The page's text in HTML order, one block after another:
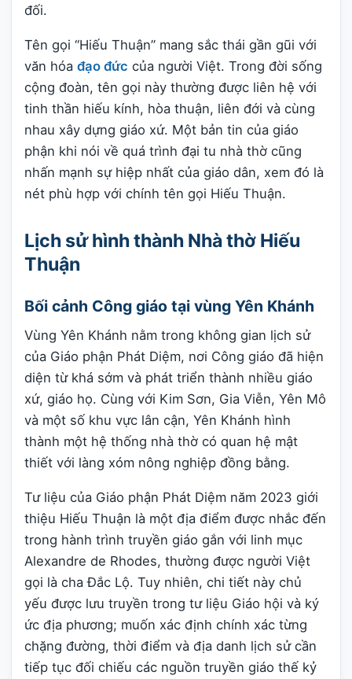
đối.
Tên gọi “Hiếu Thuận” mang sắc thái gần gũi với
văn hóa đạo đức của người Việt. Trong đời sống
cộng đoàn, tên gọi này thường được liên hệ với
tinh thần hiếu kính, hòa thuận, liên đới và cùng
nhau xây dựng giáo xứ. Một bản tin của giáo
phận khi nói về quá trình đại tu nhà thờ cũng
nhấn mạnh sự hiệp nhất của giáo dân, xem đó là
nét phù hợp với chính tên gọi Hiếu Thuận.
Lịch sử hình thành Nhà thờ Hiếu
Thuận
Bối cảnh Công giáo tại vùng Yên Khánh
Vùng Yên Khánh nằm trong không gian lịch sử
của Giáo phận Phát Diệm, nơi Công giáo đã hiện
diện từ khá sớm và phát triển thành nhiều giáo
xứ, giáo họ. Cùng với Kim Sơn, Gia Viễn, Yên Mô
và một số khu vực lân cận, Yên Khánh hình
thành một hệ thống nhà thờ có quan hệ mật
thiết với làng xóm nông nghiệp đồng bằng.
Tư liệu của Giáo phận Phát Diệm năm 2023 giới
thiệu Hiếu Thuận là một địa điểm được nhắc đến
trong hành trình truyền giáo gắn với linh mục
Alexandre de Rhodes, thường được người Việt
gọi là cha Đắc Lộ. Tuy nhiên, chi tiết này chủ
yếu được lưu truyền trong tư liệu Giáo hội và ký
ức địa phương; muốn xác định chính xác từng
chặng đường, thời điểm và địa danh lịch sử cần
tiếp tục đối chiếu các nguồn truyền giáo thế kỷ